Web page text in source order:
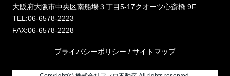
大阪府大阪市中央区南船場３丁目5-17クオーツ心斎橋 9F
TEL:06-6578-2223
FAX:06-6578-2228
プライバシーポリシー / サイトマップ